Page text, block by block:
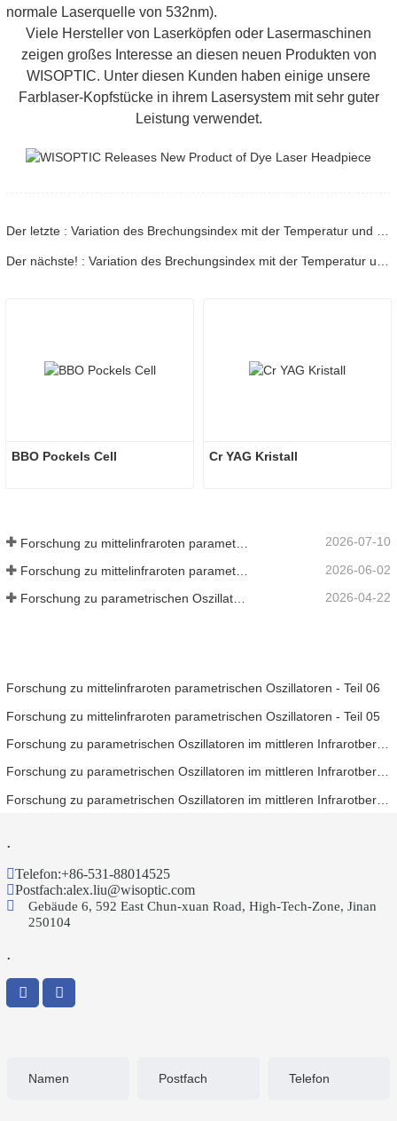
normale Laserquelle von 532nm).
Viele Hersteller von Laserköpfen oder Lasermaschinen
zeigen großes Interesse an diesen neuen Produkten von
WISOPTIC. Unter diesen Kunden haben einige unsere
Farblaser-Kopfstücke in ihrem Lasersystem mit sehr guter
Leistung verwendet.
Der letzte : Variation des Brechungsindex mit der Temperatur und der Abstimmrate für KDP-Isomorphe – Teil 1
Der nächste! : Variation des Brechungsindex mit der Temperatur und der Abstimmrate für KDP-Isomorphe – Teil 2
BBO Pockels Cell Cr YAG Kristall
2026-07-10
2026-06-02
2026-04-22
Forschung zu mittelinfraroten parametrischen Oszillatoren - Teil 06
Forschung zu mittelinfraroten parametrischen Oszillatoren - Teil 05
Forschung zu parametrischen Oszillatoren im mittleren Infrarotbereich – Teil 03
.
Telefon:+86-531-88014525
Postfach:alex.liu@wisoptic.com
Gebäude 6, 592 East Chun-xuan Road, High-Tech-Zone, Jinan
250104
.